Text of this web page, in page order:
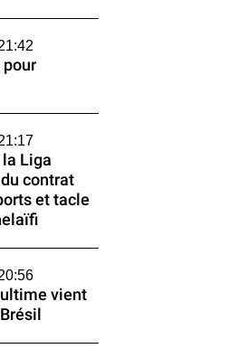
pour
Liga
contrat
et tacle
vient